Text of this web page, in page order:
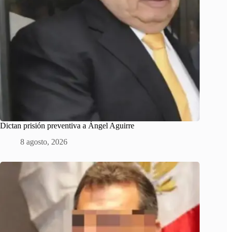
Dictan prisión preventiva a Ángel Aguirre
8 agosto, 2026